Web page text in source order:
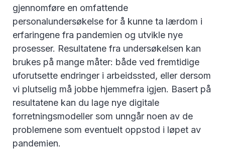
gjennomføre en omfattende
personalundersøkelse for å kunne ta lærdom i
erfaringene fra pandemien og utvikle nye
prosesser. Resultatene fra undersøkelsen kan
brukes på mange måter: både ved fremtidige
uforutsette endringer i arbeidssted, eller dersom
vi plutselig må jobbe hjemmefra igjen. Basert på
resultatene kan du lage nye digitale
forretningsmodeller som unngår noen av de
problemene som eventuelt oppstod i løpet av
pandemien.